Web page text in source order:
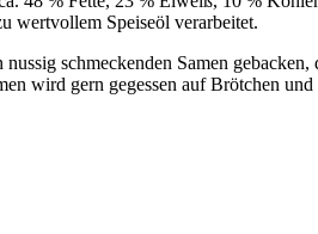
wertvollem Speiseöl verarbeitet.
schmeckenden Samen
wird gern gegessen auf Brötchen